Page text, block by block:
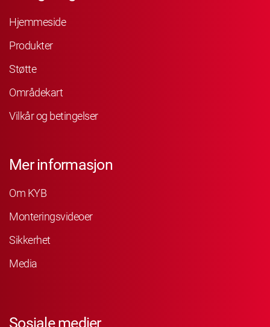
Hjemmeside
Produkter
Støtte
Områdekart
Vilkår og betingelser
Mer informasjon
Om KYB
Monteringsvideoer
Sikkerhet
Media
Sosiale medier